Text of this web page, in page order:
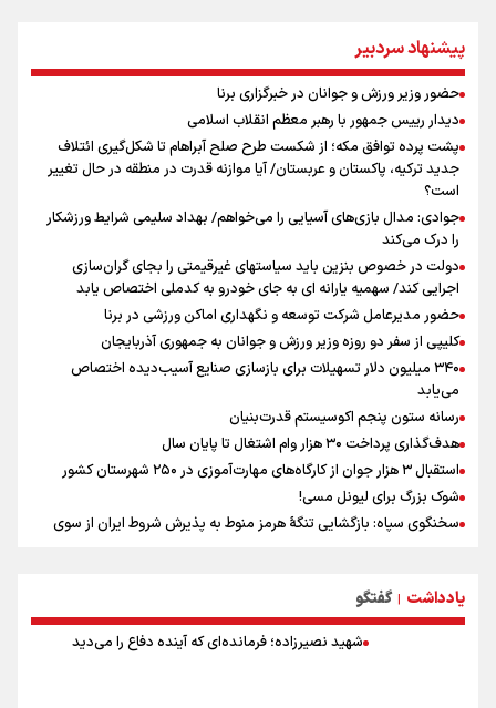
ونس: در حال کار بر روی ایجاد یک سیستم ناوبری امن هستیم
پزشکیان‌: بهترین زمان برای دستیابی به توافق شرایط کنونی است/ در
مسیر صلح ، از حقوق ملت ایران کوتاه نمی آییم
پیش‌بینی قیمت طلا، سکه و دلار یکشنبه ۱۸ مرداد / دلار چه نقشه ای برای
بازار دارد؟
نشست استاندار فارس با خبرنگاران
پیشنهاد سردبیر
حضور وزیر ورزش و جوانان در خبرگزاری برنا
دیدار رییس جمهور با رهبر معظم انقلاب اسلامی
پشت پرده توافق مکه؛ از شکست طرح صلح آبراهام تا شکل‌گیری ائتلاف
جدید ترکیه، پاکستان و عربستان/ آیا موازنه قدرت در منطقه در حال تغییر
است؟
جوادی: مدال بازی‌های آسیایی را می‌خواهم/ بهداد سلیمی شرایط ورزشکار
را درک می‌کند
دولت در خصوص بنزین باید سیاستهای غیرقیمتی را بجای گران‌سازی
اجرایی کند/ سهمیه یارانه ای به جای خودرو به کدملی اختصاص یابد
حضور مدیرعامل شرکت توسعه و نگهداری اماکن ورزشی در برنا
کلیپی از سفر دو روزه وزیر ورزش و جوانان به جمهوری آذربایجان
۳۴۰ میلیون دلار تسهیلات برای بازسازی صنایع آسیب‌دیده اختصاص
می‌یابد
رسانه ستون پنجم اکوسیستم قدرت‌بنیان
هدف‌گذاری پرداخت ۳۰ هزار وام اشتغال تا پایان سال
استقبال ۳ هزار جوان از کارگاه‌های مهارت‌آموزی در ۲۵۰ شهرستان کشور
شوک بزرگ برای لیونل مسی!
سخنگوی سپاه: بازگشایی تنگۀ هرمز منوط به پذیرش شروط ایران از سوی
ورود مواد آلاینده به منابع آب از نگرانی‌های جدی دوران جنگ است/ خطر از
دست رفتن باروری خاک
مروری بر زندگینامه خبرنگار شهید «محمود صارمی»
یادداشت | گفتگو
شهید نصیرزاده؛ فرمانده‌ای که آینده دفاع را می‌دید